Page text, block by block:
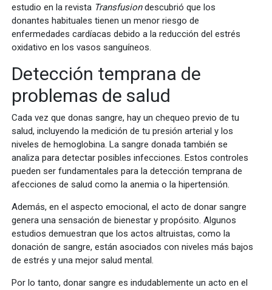
estudio en la revista Transfusiondescubrió que los
donantes habituales tienen un menor riesgo de
enfermedades cardíacas debido a la reducción del estrés
oxidativo en los vasos sanguíneos.
Detección temprana de
problemas de salud
Cada vez que donas sangre, hay un chequeo previo de tu
salud, incluyendo la medición de tu presión arterial y los
niveles de hemoglobina. La sangre donada también se
analiza para detectar posibles infecciones. Estos controles
pueden ser fundamentales para la detección temprana de
afecciones de salud como la anemia o la hipertensión.
Además, en el aspecto emocional, el acto de donar sangre
genera una sensación de bienestar y propósito. Algunos
estudios demuestran que los actos altruistas, como la
donación de sangre, están asociados con niveles más bajos
de estrés y una mejor salud mental.
Por lo tanto, donar sangre es indudablemente un acto en el